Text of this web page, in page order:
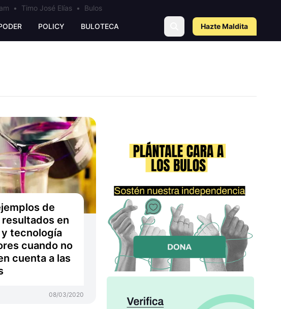
• Timo José Elías• Bulos
POLICY BULOTECA Hazte Maldita
de
en
tecnología
cuando no
cuenta a las
08/03/2020